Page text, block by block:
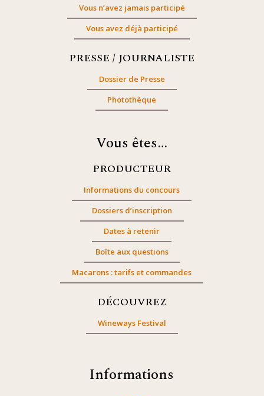
Vous n’avez jamais participé
Vous avez déjà participé
PRESSE / JOURNALISTE
Dossier de Presse
Photothèque
Vous êtes…
PRODUCTEUR
Informations du concours
Dossiers d’inscription
Dates à retenir
Boîte aux questions
Macarons : tarifs et commandes
DÉCOUVREZ
Wineways Festival
Informations